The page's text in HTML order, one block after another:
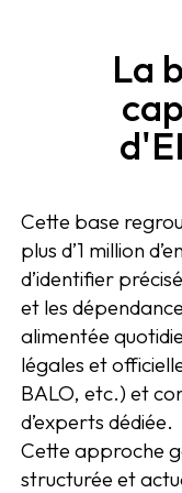
La
Cette base
plus d’1 million
d’identifier
et les
alimentée
légales et
BALO, etc.) et
d’experts dédiée.
Cette approche
structurée et